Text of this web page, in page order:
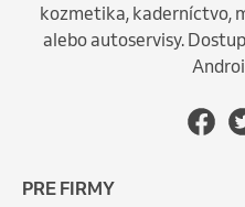
kozmetika, kaderníctvo,
alebo autoservisy.
PRE FIRMY